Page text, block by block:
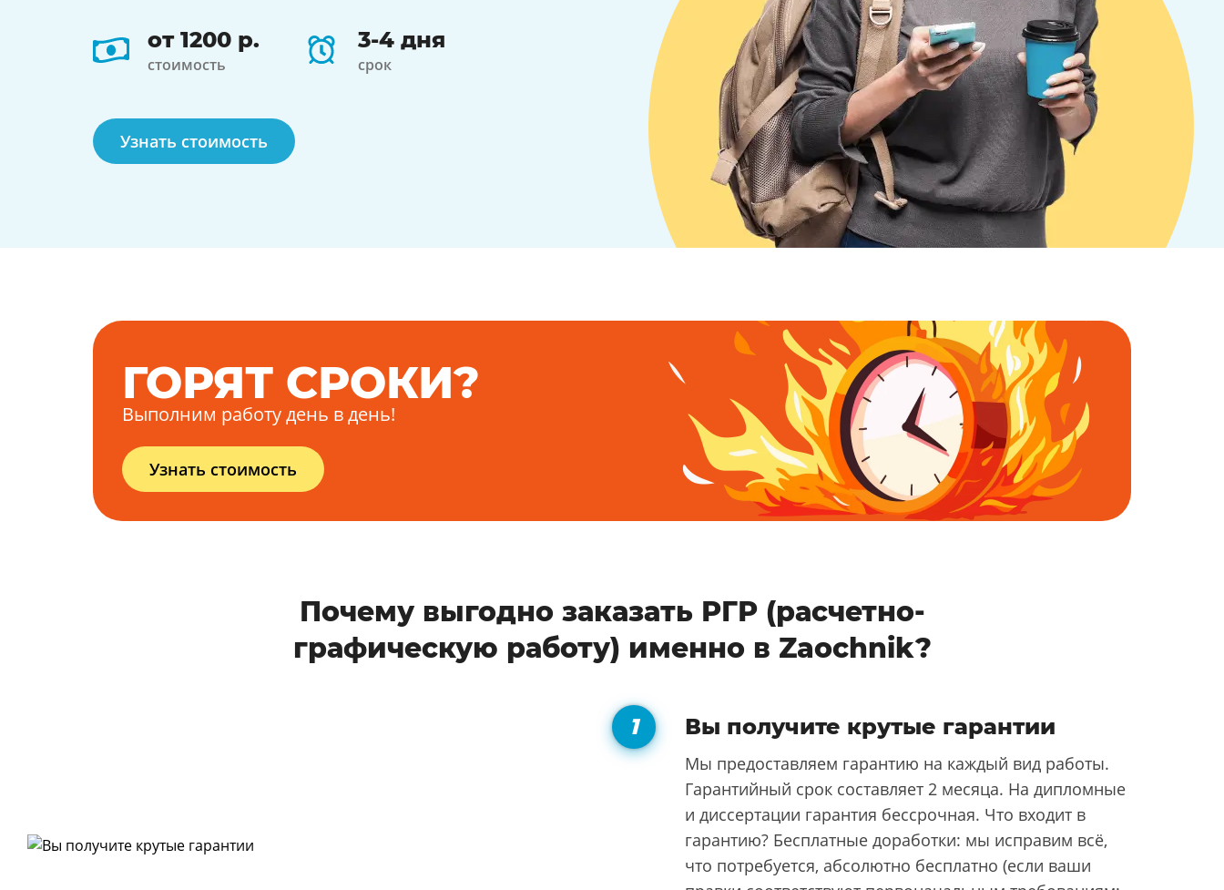
от 1200 р.
стоимость
3-4 дня
срок
Узнать стоимость
ГОРЯТ СРОКИ?
Выполним работу день в день!
Узнать стоимость
Почему выгодно заказать РГР (расчетно-
графическую работу) именно в Zaochnik?
Вы получите крутые гарантии
Мы предоставляем гарантию на каждый вид работы.
Гарантийный срок составляет 2 месяца. На дипломные
и диссертации гарантия бессрочная. Что входит в
гарантию? Бесплатные доработки: мы исправим всё,
что потребуется, абсолютно бесплатно (если ваши